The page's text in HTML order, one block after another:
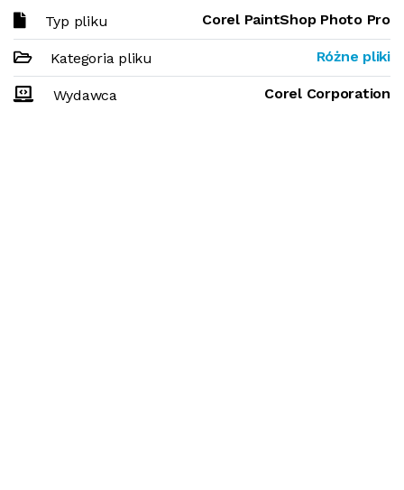
Typ pliku Corel PaintShop Photo Pro
Kategoria pliku Różne pliki
Wydawca Corel Corporation